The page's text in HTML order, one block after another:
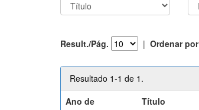
Result./Pág. | Ordenar por
Resultado 1-1 de 1.
Ano de
Título